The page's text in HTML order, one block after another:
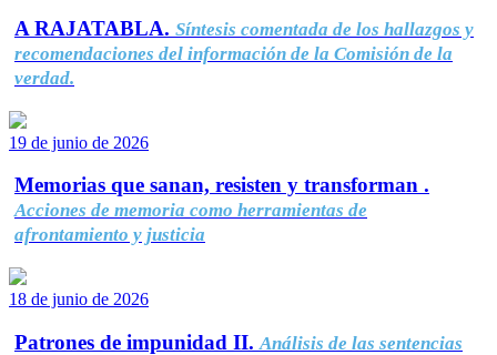
A RAJATABLA. Síntesis comentada de los hallazgos y
recomendaciones del información de la Comisión de la
verdad.
19 de junio de 2026
Memorias que sanan, resisten y transforman .
Acciones de memoria como herramientas de
afrontamiento y justicia
18 de junio de 2026
Patrones de impunidad II. Análisis de las sentencias